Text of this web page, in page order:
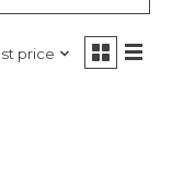
price